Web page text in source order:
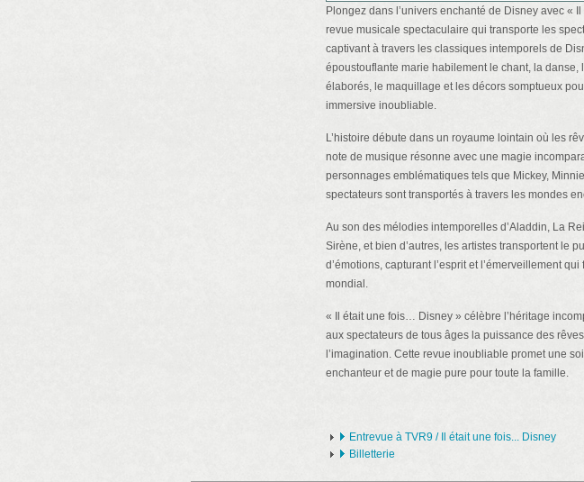
Plongez dans l’univers enchanté de Disney avec «
revue musicale spectaculaire qui transporte les
captivant à travers les classiques intemporels de
époustouflante marie habilement le chant, la danse,
élaborés, le maquillage et les décors somptueux
immersive inoubliable.
L’histoire débute dans un royaume lointain où les
note de musique résonne avec une magie
personnages emblématiques tels que Mickey,
spectateurs sont transportés à travers les mondes
Au son des mélodies intemporelles d’Aladdin, La
Sirène, et bien d’autres, les artistes transportent le
d’émotions, capturant l’esprit et l’émerveillement
mondial.
« Il était une fois… Disney » célèbre l’héritage
aux spectateurs de tous âges la puissance des
l’imagination. Cette revue inoubliable promet une
enchanteur et de magie pure pour toute la famille.
Entrevue à TVR9 / Il était une fois... Disney
Billetterie